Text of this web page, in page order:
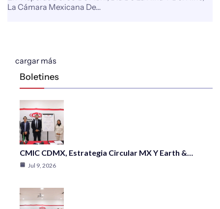
La Cámara Mexicana De…
cargar más
Boletines
CMIC CDMX, Estrategia Circular MX Y Earth &…
Jul 9, 2026